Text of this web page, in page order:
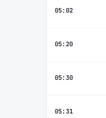
05:02
05:20
05:30
05:31